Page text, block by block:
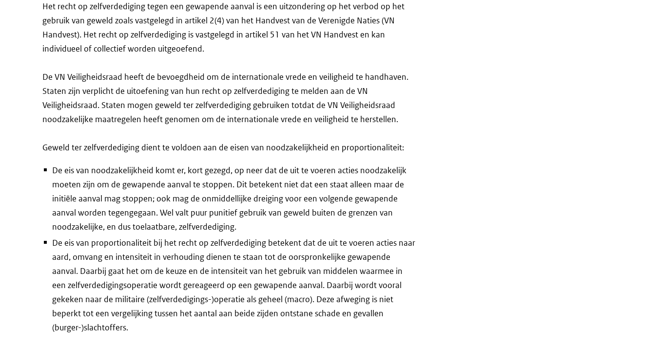
Het recht op zelfverdediging tegen een gewapende aanval is een uitzondering op het verbod op het
gebruik van geweld zoals vastgelegd in artikel 2(4) van het Handvest van de Verenigde Naties (VN
Handvest). Het recht op zelfverdediging is vastgelegd in artikel 51 van het VN Handvest en kan
individueel of collectief worden uitgeoefend.
De VN Veiligheidsraad heeft de bevoegdheid om de internationale vrede en veiligheid te handhaven.
Staten zijn verplicht de uitoefening van hun recht op zelfverdediging te melden aan de VN
Veiligheidsraad. Staten mogen geweld ter zelfverdediging gebruiken totdat de VN Veiligheidsraad
noodzakelijke maatregelen heeft genomen om de internationale vrede en veiligheid te herstellen.
Geweld ter zelfverdediging dient te voldoen aan de eisen van noodzakelijkheid en proportionaliteit:
De eis van noodzakelijkheid komt er, kort gezegd, op neer dat de uit te voeren acties noodzakelijk
moeten zijn om de gewapende aanval te stoppen. Dit betekent niet dat een staat alleen maar de
initiële aanval mag stoppen; ook mag de onmiddellijke dreiging voor een volgende gewapende
aanval worden tegengegaan. Wel valt puur punitief gebruik van geweld buiten de grenzen van
noodzakelijke, en dus toelaatbare, zelfverdediging.
De eis van proportionaliteit bij het recht op zelfverdediging betekent dat de uit te voeren acties naar
aard, omvang en intensiteit in verhouding dienen te staan tot de oorspronkelijke gewapende
aanval. Daarbij gaat het om de keuze en de intensiteit van het gebruik van middelen waarmee in
een zelfverdedigingsoperatie wordt gereageerd op een gewapende aanval. Daarbij wordt vooral
gekeken naar de militaire (zelfverdedigings-)operatie als geheel (macro). Deze afweging is niet
beperkt tot een vergelijking tussen het aantal aan beide zijden ontstane schade en gevallen
(burger-)slachtoffers.